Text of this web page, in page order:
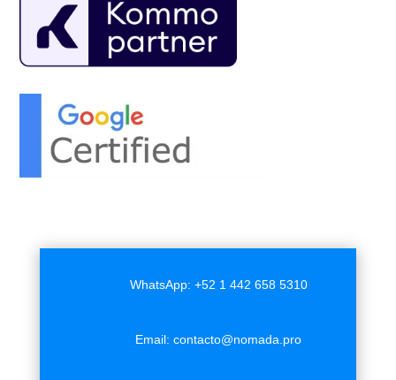
WhatsApp: +52 1 442 658 5310
Email: contacto@nomada.pro